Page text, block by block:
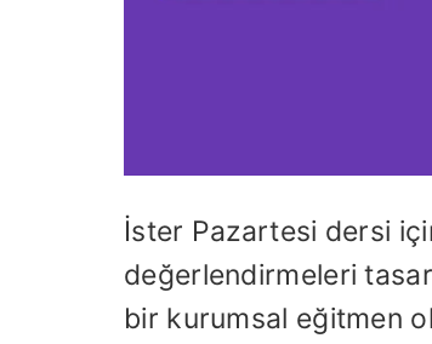
İster Pazartesi dersi
değerlendirmeleri
bir kurumsal eğitmen